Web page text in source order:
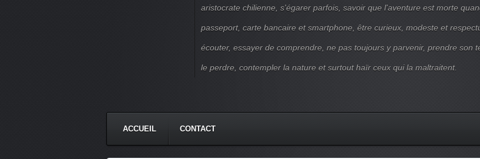
aristocrate chilienne, s'égarer parfois, savoir que l'aventure est morte
passeport, carte bancaire et smartphone, être curieux, modeste et
écouter, essayer de comprendre, ne pas toujours y parvenir, prendre son
le perdre, contempler la nature et surtout haïr ceux qui la maltraitent.
ACCUEIL CONTACT